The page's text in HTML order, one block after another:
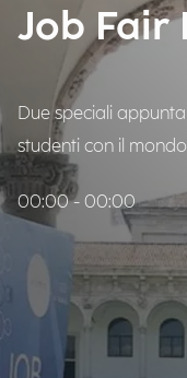
Job Fair
Due speciali
studenti con il
00:00 - 00:00